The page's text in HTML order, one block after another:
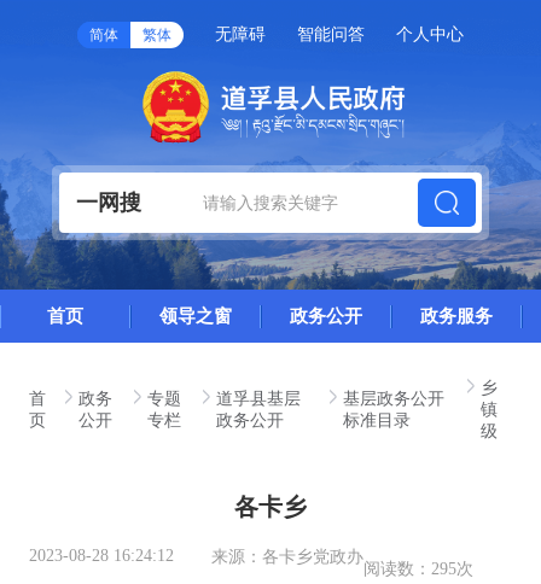
简体 繁体 无障碍 智能问答 个人中心
一网搜
首页 领导之窗 政务公开 政务服务
首
页
政务
公开
专题
专栏
道孚县基层
政务公开
基层政务公开
标准目录
乡
镇
级
各卡乡
2023-08-28 16:24:12 来源： 各卡乡党政办
阅读数： 295次